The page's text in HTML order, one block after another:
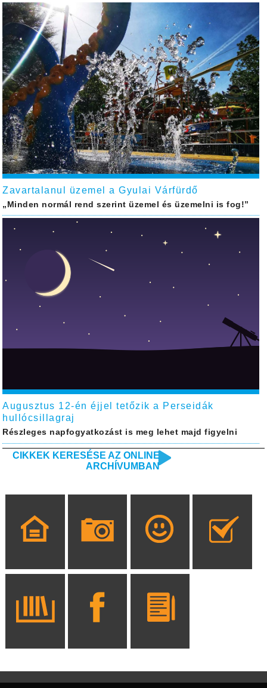
Zavartalanul üzemel a Gyulai Várfürdő
„Minden normál rend szerint üzemel és üzemelni is fog!”
Augusztus 12-én éjjel tetőzik a Perseidák
hullócsillagraj
Részleges napfogyatkozást is meg lehet majd figyelni
CIKKEK KERESÉSE AZ ONLINE
ARCHÍVUMBAN